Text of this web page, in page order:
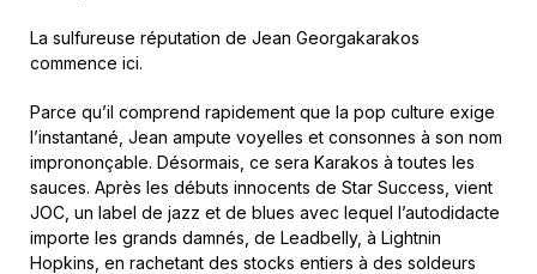
La sulfureuse réputation de Jean Georgakarakos
commence ici.
Parce qu’il comprend rapidement que la pop culture exige
l’instantané, Jean ampute voyelles et consonnes à son nom
imprononçable. Désormais, ce sera Karakos à toutes les
sauces. Après les débuts innocents de Star Success, vient
JOC, un label de jazz et de blues avec lequel l’autodidacte
importe les grands damnés, de Leadbelly, à Lightnin
Hopkins, en rachetant des stocks entiers à des soldeurs